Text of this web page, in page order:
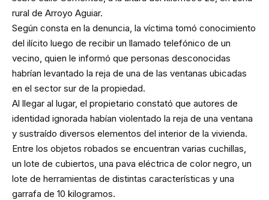
rural de Arroyo Aguiar.
Según consta en la denuncia, la víctima tomó conocimiento
del ilícito luego de recibir un llamado telefónico de un
vecino, quien le informó que personas desconocidas
habrían levantado la reja de una de las ventanas ubicadas
en el sector sur de la propiedad.
Al llegar al lugar, el propietario constató que autores de
identidad ignorada habían violentado la reja de una ventana
y sustraído diversos elementos del interior de la vivienda.
Entre los objetos robados se encuentran varias cuchillas,
un lote de cubiertos, una pava eléctrica de color negro, un
lote de herramientas de distintas características y una
garrafa de 10 kilogramos.